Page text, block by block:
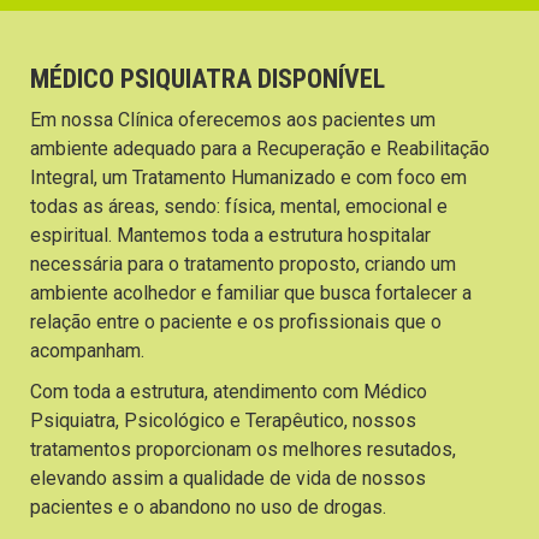
MÉDICO PSIQUIATRA DISPONÍVEL
Em nossa Clínica oferecemos aos pacientes um
ambiente adequado para a Recuperação e Reabilitação
Integral, um Tratamento Humanizado e com foco em
todas as áreas, sendo: física, mental, emocional e
espiritual. Mantemos toda a estrutura hospitalar
necessária para o tratamento proposto, criando um
ambiente acolhedor e familiar que busca fortalecer a
relação entre o paciente e os profissionais que o
acompanham.
Com toda a estrutura, atendimento com Médico
Psiquiatra, Psicológico e Terapêutico, nossos
tratamentos proporcionam os melhores resutados,
elevando assim a qualidade de vida de nossos
pacientes e o abandono no uso de drogas.